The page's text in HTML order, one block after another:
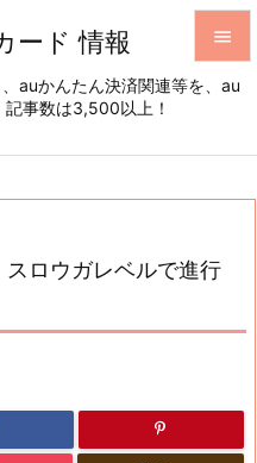
ード 情報
auかんたん決済関連等を、au
事数は3,500以上！





ロウガレベルで進行